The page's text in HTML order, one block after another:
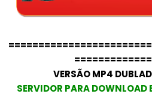
VERSÃO MP4
SERVIDOR PARA